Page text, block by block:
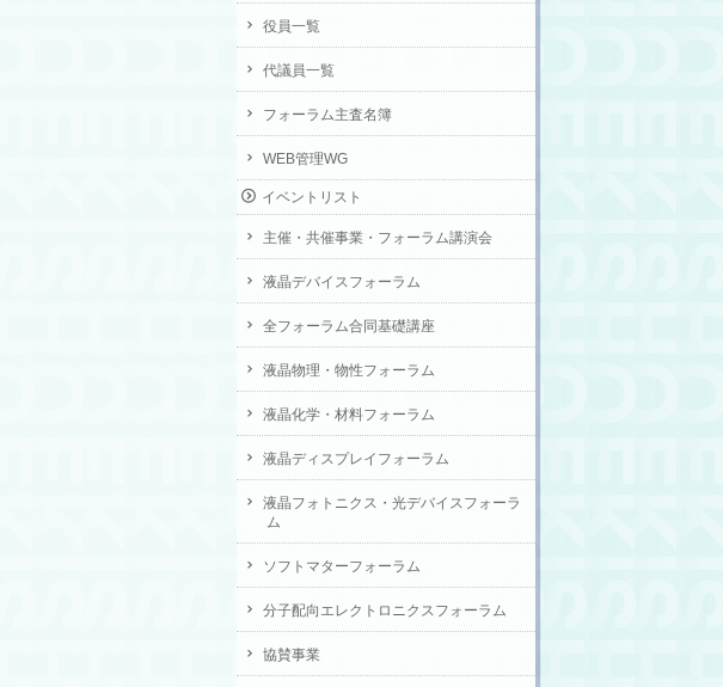
役員一覧
代議員一覧
フォーラム主査名簿
WEB管理WG
イベントリスト
主催・共催事業・フォーラム講演会
液晶デバイスフォーラム
全フォーラム合同基礎講座
液晶物理・物性フォーラム
液晶化学・材料フォーラム
液晶ディスプレイフォーラム
液晶フォトニクス・光デバイスフォーラ
ム
ソフトマターフォーラム
分子配向エレクトロニクスフォーラム
協賛事業